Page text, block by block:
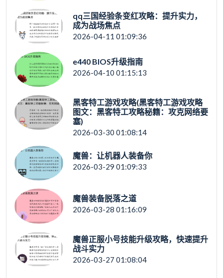
qq三国经验条变红攻略：提升实力，
成为战场焦点
2026-04-11 01:09:36
e440 BIOS升级指南
2026-04-10 01:15:13
黑客特工游戏攻略(黑客特工游戏攻略
图文：黑客特工攻略秘籍：攻克网络要
塞)
2026-03-30 01:08:14
魔兽：让机器人装备你
2026-03-29 01:09:33
魔兽装备脱落之道
2026-03-28 01:16:09
魔兽正服小号技能升级攻略，快速提升
战斗实力
2026-03-27 01:08:04